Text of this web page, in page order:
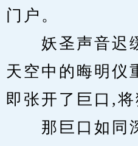
门户。
妖圣声音迟
天空中的晦明仪
即张开了巨口,将
那巨口如同